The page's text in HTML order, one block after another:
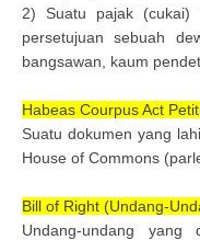
2) Suatu pajak (cukai)
persetujuan sebuah
bangsawan, kaum
Habeas Courpus Act
Suatu dokumen yang
House of Commons
Bill of Right (Undang-
Undang-undang